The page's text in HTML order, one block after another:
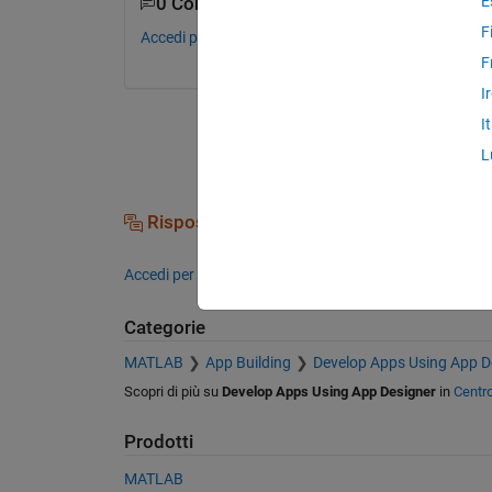
Accedi per commentare.
Risposte (0)
Accedi per rispondere a questa domanda.
Categorie
MATLAB App Building Develop Apps Using App
Scopri di più su Develop Apps Using App Designerin
Prodotti
MATLAB